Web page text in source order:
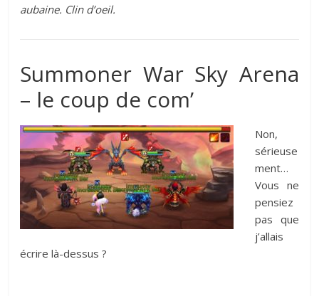
aubaine. Clin d’oeil.
Summoner War Sky Arena
– le coup de com’
Non,
sérieuse
ment…
Vous ne
pensiez
pas que
j’allais
écrire là-dessus ?